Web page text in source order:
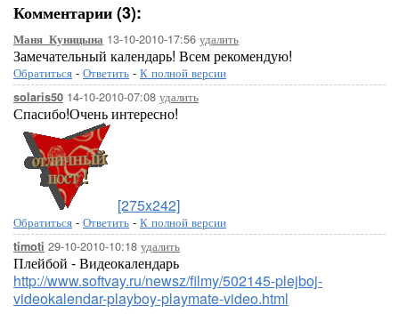
Комментарии (3):
Маня_Куницына 13-10-2010-17:56 удалить
Замечательный календарь! Всем рекомендую!
Обратиться - Ответить - К полной версии
solaris50 14-10-2010-07:08 удалить
Спасибо!Очень интересно!
[275x242]
Обратиться - Ответить - К полной версии
timoti 29-10-2010-10:18 удалить
Плейбой - Видеокалендарь
http://www.softvay.ru/newsz/filmy/502145-plejboj-
videokalendar-playboy-playmate-video.html